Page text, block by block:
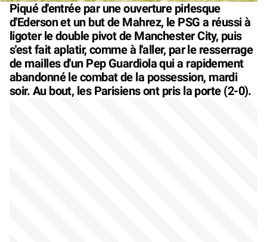
Piqué d'entrée par une ouverture pirlesque
d'Ederson et un but de Mahrez, le PSG a réussi à
ligoter le double pivot de Manchester City, puis
s'est fait aplatir, comme à l'aller, par le resserrage
de mailles d'un Pep Guardiola qui a rapidement
abandonné le combat de la possession, mardi
soir. Au bout, les Parisiens ont pris la porte (2-0).